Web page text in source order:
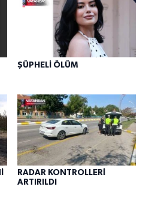
ŞÜPHELİ ÖLÜM
RADAR KONTROLLERİ
ARTIRILDI